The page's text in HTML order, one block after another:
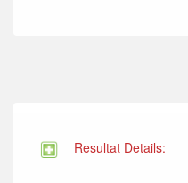
Resultat Details: